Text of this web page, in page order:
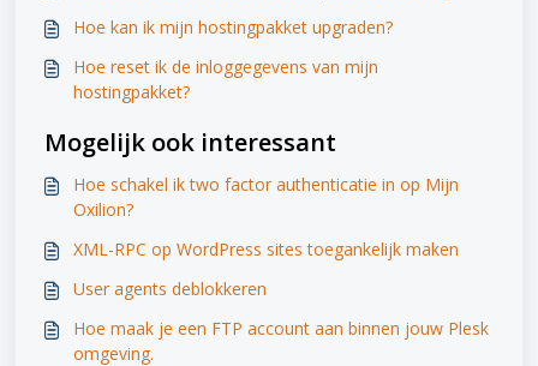
Hoe kan ik mijn hostingpakket upgraden?
Hoe reset ik de inloggegevens van mijn
hostingpakket?
Mogelijk ook interessant
Hoe schakel ik two factor authenticatie in op Mijn
Oxilion?
XML-RPC op WordPress sites toegankelijk maken
User agents deblokkeren
Hoe maak je een FTP account aan binnen jouw Plesk
omgeving.